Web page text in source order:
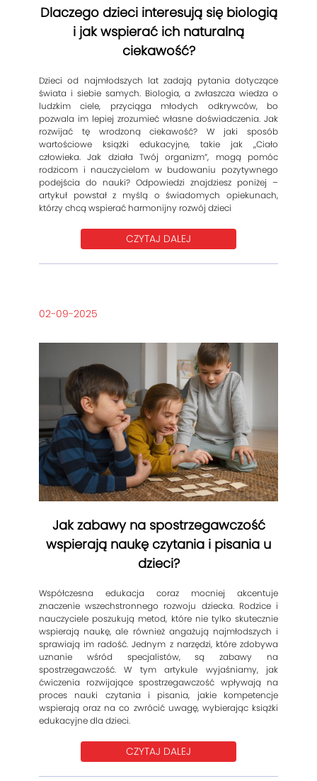
Dlaczego dzieci interesują się biologią
i jak wspierać ich naturalną
ciekawość?
Dzieci od najmłodszych lat zadają pytania dotyczące
świata i siebie samych. Biologia, a zwłaszcza wiedza o
ludzkim ciele, przyciąga młodych odkrywców, bo
pozwala im lepiej zrozumieć własne doświadczenia. Jak
rozwijać tę wrodzoną ciekawość? W jaki sposób
wartościowe książki edukacyjne, takie jak „Ciało
człowieka. Jak działa Twój organizm”, mogą pomóc
rodzicom i nauczycielom w budowaniu pozytywnego
podejścia do nauki? Odpowiedzi znajdziesz poniżej –
artykuł powstał z myślą o świadomych opiekunach,
którzy chcą wspierać harmonijny rozwój dzieci
CZYTAJ DALEJ
02-09-2025
Jak zabawy na spostrzegawczość
wspierają naukę czytania i pisania u
dzieci?
Współczesna edukacja coraz mocniej akcentuje
znaczenie wszechstronnego rozwoju dziecka. Rodzice i
nauczyciele poszukują metod, które nie tylko skutecznie
wspierają naukę, ale również angażują najmłodszych i
sprawiają im radość. Jednym z narzędzi, które zdobywa
uznanie wśród specjalistów, są zabawy na
spostrzegawczość. W tym artykule wyjaśniamy, jak
ćwiczenia rozwijające spostrzegawczość wpływają na
proces nauki czytania i pisania, jakie kompetencje
wspierają oraz na co zwrócić uwagę, wybierając książki
edukacyjne dla dzieci.
CZYTAJ DALEJ